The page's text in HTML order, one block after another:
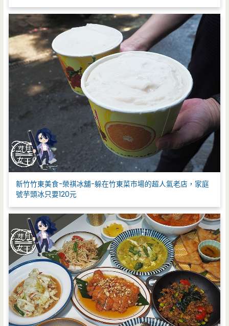
新竹竹東美食-榮祺冰舖-躲在竹東菜市場的超人氣老店，家庭
號芋頭冰只要120元